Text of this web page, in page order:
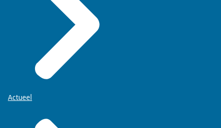
Actueel